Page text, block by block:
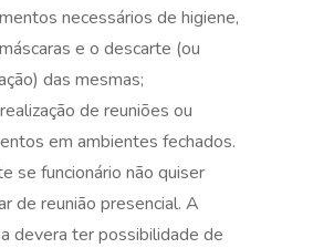
necessários de higiene,
e o descarte (ou
das mesmas;
de reuniões ou
em ambientes fechados.
se funcionário não quiser
de reunião presencial. A
devera ter possibilidade de